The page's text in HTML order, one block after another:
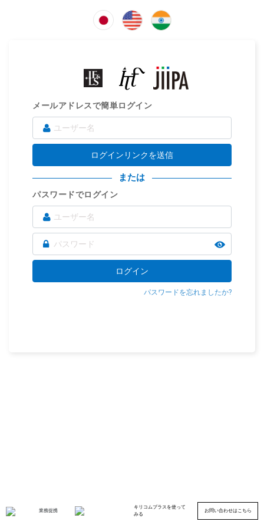
メールアドレスで簡単ログイン
ログインリンクを送信
または
パスワードでログイン
ログイン
パスワードを忘れましたか?
業務提携
キリコムプラスを使って
みる
お問い合わせはこちら